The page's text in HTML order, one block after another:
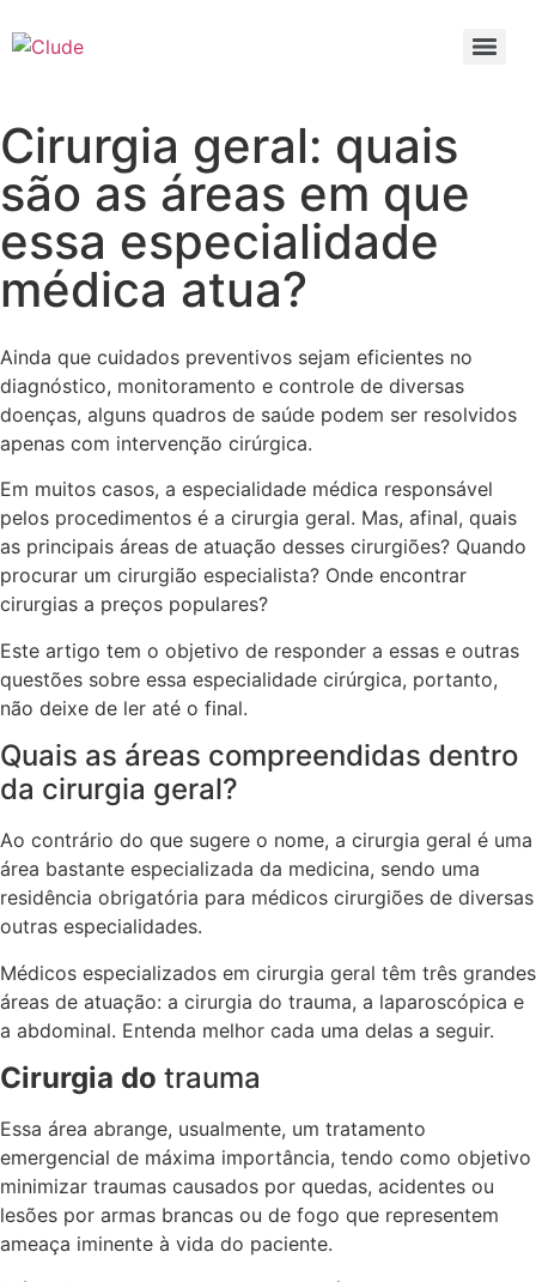
Cirurgia geral: quais
são as áreas em que
essa especialidade
médica atua?
Ainda que cuidados preventivos sejam eficientes no
diagnóstico, monitoramento e controle de diversas
doenças, alguns quadros de saúde podem ser resolvidos
apenas com intervenção cirúrgica.
Em muitos casos, a especialidade médica responsável
pelos procedimentos é a cirurgia geral. Mas, afinal, quais
as principais áreas de atuação desses cirurgiões? Quando
procurar um cirurgião especialista? Onde encontrar
cirurgias a preços populares?
Este artigo tem o objetivo de responder a essas e outras
questões sobre essa especialidade cirúrgica, portanto,
não deixe de ler até o final.
Quais as áreas compreendidas dentro
da cirurgia geral?
Ao contrário do que sugere o nome, a cirurgia geral é uma
área bastante especializada da medicina, sendo uma
residência obrigatória para médicos cirurgiões de diversas
outras especialidades.
Médicos especializados em cirurgia geral têm três grandes
áreas de atuação: a cirurgia do trauma, a laparoscópica e
a abdominal. Entenda melhor cada uma delas a seguir.
Cirurgia do trauma
Essa área abrange, usualmente, um tratamento
emergencial de máxima importância, tendo como objetivo
minimizar traumas causados por quedas, acidentes ou
lesões por armas brancas ou de fogo que representem
ameaça iminente à vida do paciente.